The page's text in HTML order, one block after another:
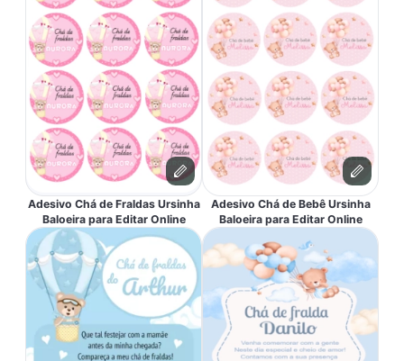
Adesivo Chá de Fraldas Ursinha
Baloeira para Editar Online
Adesivo Chá de Bebê Ursinha
Baloeira para Editar Online